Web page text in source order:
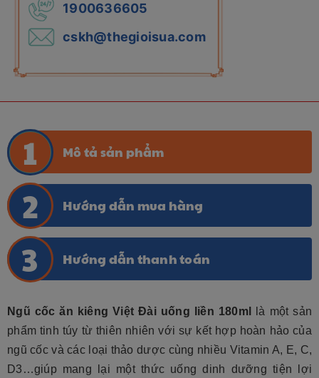
1900636605
cskh@thegioisua.com
Mô tả sản phẩm
Hướng dẫn mua hàng
Hướng dẫn thanh toán
Ngũ cốc ăn kiêng Việt Đài uống liền 180ml
là một sản
phẩm tinh túy từ thiên nhiên với sự kết hợp hoàn hảo của
ngũ cốc và các loại thảo dược cùng nhiều Vitamin A, E, C,
D3…giúp mang lại một thức uống dinh dưỡng tiện lợi